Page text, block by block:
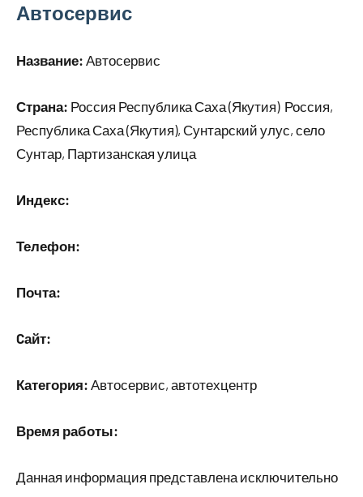
Автосервис
Название: Автосервис
Страна: Россия Республика Саха (Якутия) Россия,
Республика Саха (Якутия), Сунтарский улус, село
Сунтар, Партизанская улица
Индекс:
Телефон:
Почта:
Cайт:
Категория: Автосервис, автотехцентр
Время работы:
Данная информация представлена исключительно